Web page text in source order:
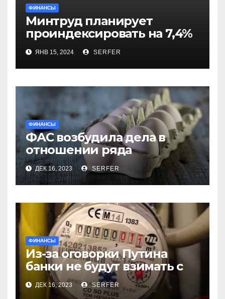
ФИНАНСЫ
Минтруд планирует
проиндексировать на 7,4%
более 40 выплат и
компенсаций
ЯНВ 15, 2024 SERFER
ФИНАНСЫ
ФАС возбудила дела в
отношении ряда
региональных
производителей куриных
яиц
ДЕК 16, 2023 SERFER
ФИНАНСЫ
Из-за оговорки Путина
банки не будут взимать с
пенсионеров
комиссионные за ЖКХ
ДЕК 16, 2023 SERFER